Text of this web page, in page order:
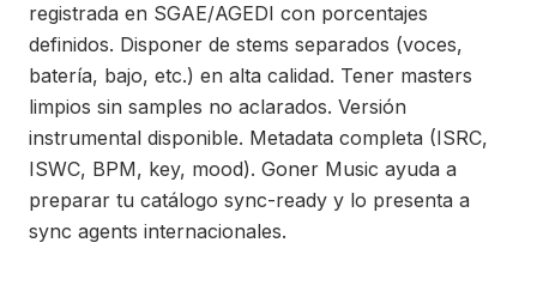
registrada en SGAE/AGEDI con porcentajes
definidos. Disponer de stems separados (voces,
batería, bajo, etc.) en alta calidad. Tener masters
limpios sin samples no aclarados. Versión
instrumental disponible. Metadata completa (ISRC,
ISWC, BPM, key, mood). Goner Music ayuda a
preparar tu catálogo sync-ready y lo presenta a
sync agents internacionales.